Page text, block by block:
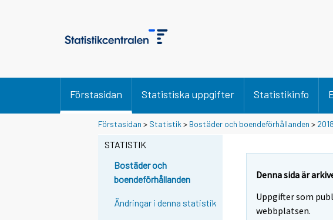
Förstasidan Statistiska uppgifter Statistikinfo
Förstasidan > Statistik > Bostäder och boendeförhållanden > 2018
STATISTIK
Bostäder och
boendeförhållanden
Ändringar i denna statistik
Denna sida är
Uppgifter som
webbplatsen.